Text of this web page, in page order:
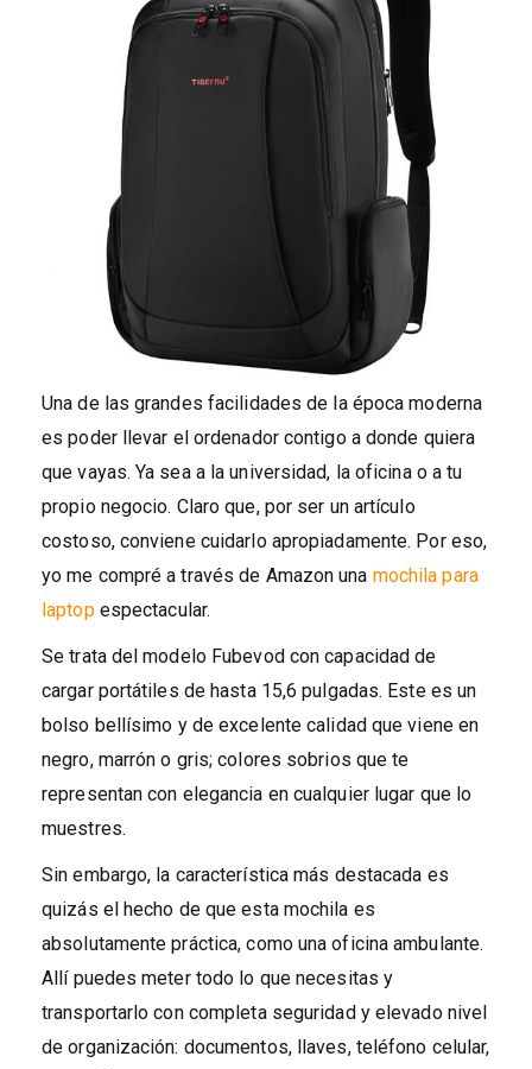
Una de las grandes facilidades de la época moderna
es poder llevar el ordenador contigo a donde quiera
que vayas. Ya sea a la universidad, la oficina o a tu
propio negocio. Claro que, por ser un artículo
costoso, conviene cuidarlo apropiadamente. Por eso,
yo me compré a través de Amazon una mochila para
laptopespectacular.
Se trata del modelo Fubevod con capacidad de
cargar portátiles de hasta 15,6 pulgadas. Este es un
bolso bellísimo y de excelente calidad que viene en
negro, marrón o gris; colores sobrios que te
representan con elegancia en cualquier lugar que lo
muestres.
Sin embargo, la característica más destacada es
quizás el hecho de que esta mochila es
absolutamente práctica, como una oficina ambulante.
Allí puedes meter todo lo que necesitas y
transportarlo con completa seguridad y elevado nivel
de organización: documentos, llaves, teléfono celular,